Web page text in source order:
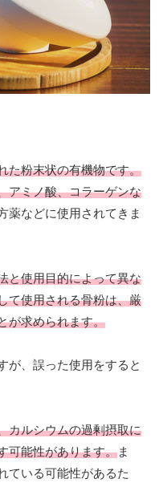
た粉末状の有機物です。
アミノ酸、コラーゲンな
薬などに使用されてきま
と使用目的によって異な
て使用される骨粉は、厳
が求められます。
が、誤った使用をすると
カルシウムの過剰摂取に
可能性があります。ま
ている可能性があるた